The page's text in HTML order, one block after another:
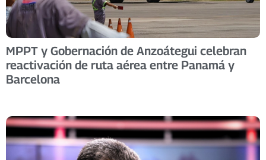
MPPT y Gobernación de Anzoátegui celebran
reactivación de ruta aérea entre Panamá y
Barcelona